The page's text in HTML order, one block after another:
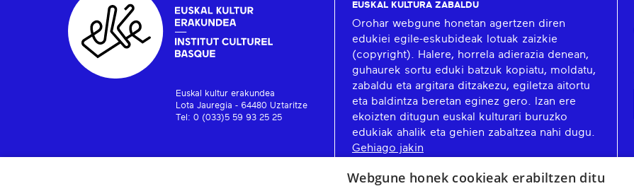
Euskal kultur erakundea
Lota Jauregia - 64480 Uztaritze
Tel: 0 (033)5 59 93 25 25
EUSKAL KULTURA ZABALDU
Orohar webgune honetan agertzen diren
edukiei egile-eskubideak lotuak zaizkie
(copyright). Halere, horrela adierazia denean,
guhaurek sortu eduki batzuk kopiatu, moldatu,
zabaldu eta argitara ditzakezu, egiletza aitortu
eta baldintza beretan eginez gero. Izan ere
ekoizten ditugun euskal kulturari buruzko
edukiak ahalik eta gehien zabaltzea nahi dugu.
Gehiago jakin
Webgune honek cookieak erabiltzen ditu